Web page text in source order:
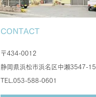
CONTACT
〒434-0012
静岡県浜松市浜名区中瀬3547-15
TEL.053-588-0601